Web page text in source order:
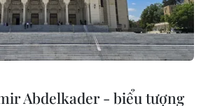
Abdelkader - biểu tượng